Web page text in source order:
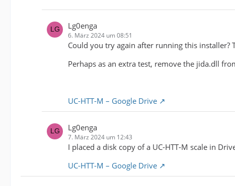
Lg0enga
6. März 2024 um 08:51
Could you try again after running this
Perhaps as an extra test, remove the jida.dll
UC-HTT-M – Google Drive
Lg0enga
7. März 2024 um 12:43
I placed a disk copy of a UC-HTT-M scale in
UC-HTT-M – Google Drive